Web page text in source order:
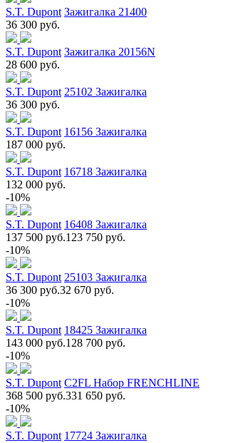
S.T. Dupont Зажигалка 21400
36 300 руб.
S.T. Dupont Зажигалка 20156N
28 600 руб.
S.T. Dupont 25102 Зажигалка
36 300 руб.
S.T. Dupont 16156 Зажигалка
187 000 руб.
S.T. Dupont 16718 Зажигалка
132 000 руб.
-10%
S.T. Dupont 16408 Зажигалка
137 500 руб.123 750 руб.
-10%
S.T. Dupont 25103 Зажигалка
36 300 руб.32 670 руб.
-10%
S.T. Dupont 18425 Зажигалка
143 000 руб.128 700 руб.
-10%
S.T. Dupont C2FL Набор FRENCHLINE
368 500 руб.331 650 руб.
-10%
S.T. Dupont 17724 Зажигалка